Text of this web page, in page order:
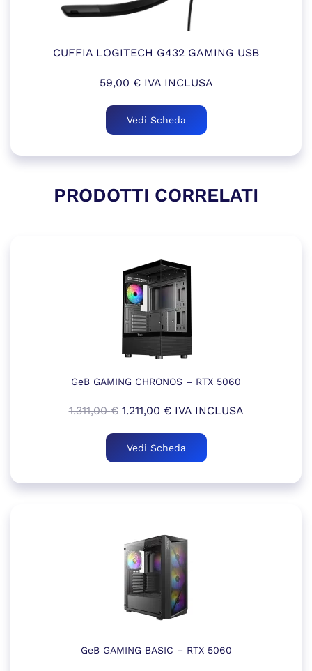
CUFFIA LOGITECH G432 GAMING USB
59,00 €IVA INCLUSA
Vedi Scheda
PRODOTTI CORRELATI
GeB GAMING CHRONOS – RTX 5060
1.311,00€ Il
originale
era:
1.211,00 €Il
attuale
è:
IVA INCLUSA
Vedi Scheda
GeB GAMING BASIC – RTX 5060